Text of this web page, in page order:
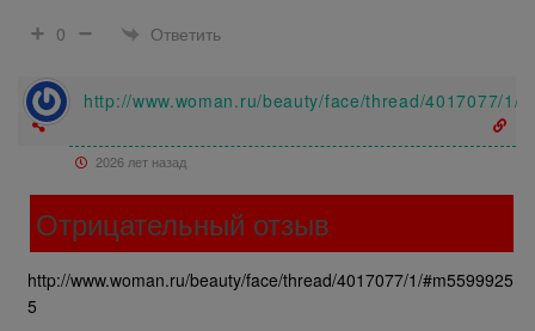
0
Ответить
http://www.woman.ru/beauty/face/thread/4017077/1/
2026 лет назад
Отрицательный отзыв
http://www.woman.ru/beauty/face/thread/4017077/1/#m5599925
5